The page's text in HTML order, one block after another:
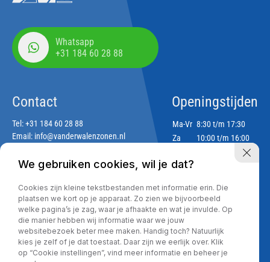
Whatsapp
+31 184 60 28 88
Contact
Tel:+31 184 60 28 88
Email: info@vanderwalenzonen.nl
Adres
Lekdijk 188
2967 GJ Langerak
Openingstijden
Ma-Vr 8:30 t/m 17:30
Za
10:00 t/m 16:00
Privacy policy
We gebruiken cookies, wil je dat?
Cookies zijn kleine tekstbestanden met informatie erin. Die
plaatsen we kort op je apparaat. Zo zien we bijvoorbeeld
welke pagina’s je zag, waar je afhaakte en wat je invulde. Op
die manier hebben wij informatie waar we jouw
websitebezoek beter mee maken. Handig toch? Natuurlijk
kies je zelf of je dat toestaat. Daar zijn we eerlijk over. Klik
op “Cookie instellingen”, vind meer informatie en beheer je